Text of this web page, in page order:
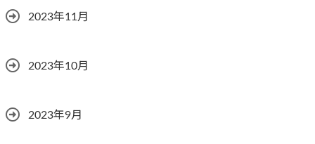
2023年11月
2023年10月
2023年9月